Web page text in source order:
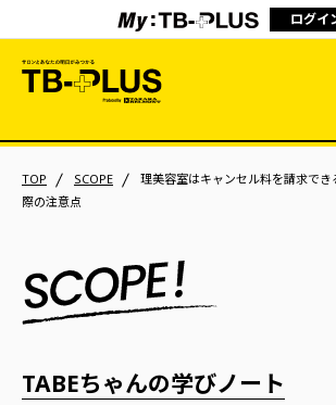
ログイ
TOP SCOPE
理美容室はキャンセル料を請求でき
際の注意点
TABEちゃんの学びノート